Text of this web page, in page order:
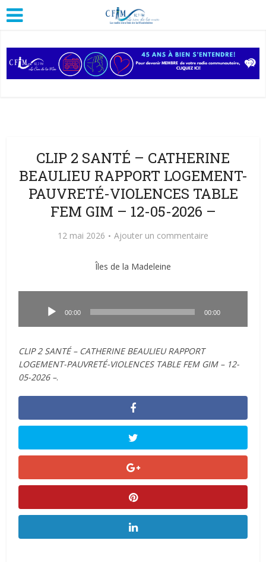
CLIP 2 SANTÉ – CATHERINE
BEAULIEU RAPPORT LOGEMENT-
PAUVRETÉ-VIOLENCES TABLE
FEM GIM – 12-05-2026 –
12 mai 2026 Ajouter un commentaire
Îles de la Madeleine
00:00 00:00
CLIP 2 SANTÉ – CATHERINE BEAULIEU RAPPORT
LOGEMENT-PAUVRETÉ-VIOLENCES TABLE FEM GIM – 12-
05-2026 –.